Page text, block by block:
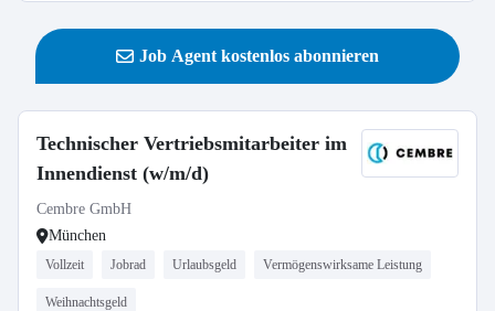
Job Agent kostenlos abonnieren
Technischer Vertriebsmitarbeiter im
Innendienst (w/m/d)
Cembre GmbH
München
Vollzeit Jobrad Urlaubsgeld Vermögenswirksame Leistung
Weihnachtsgeld